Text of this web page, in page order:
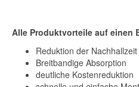
Alle Produktvorteile auf einen
Reduktion der Nachhallzeit
Breitbandige Absorption
deutliche Kostenreduktion